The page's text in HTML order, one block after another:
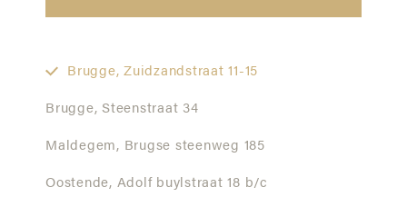
Brugge, Zuidzandstraat 11-15
Brugge, Steenstraat 34
Maldegem, Brugse steenweg 185
Oostende, Adolf buylstraat 18 b/c